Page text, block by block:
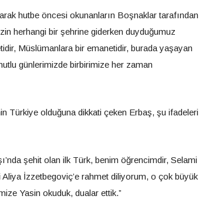
hutbe öncesi okunanların Boşnaklar tarafından
herhangi bir şehrine giderken duyduğumuz
Müslümanlara bir emanetidir, burada yaşayan
günlerimizde birbirimize her zaman
Türkiye olduğuna dikkati çeken Erbaş, şu ifadeleri
şehit olan ilk Türk, benim öğrencimdir, Selami
İzzetbegoviç’e rahmet diliyorum, o çok büyük
Yasin okuduk, dualar ettik.”